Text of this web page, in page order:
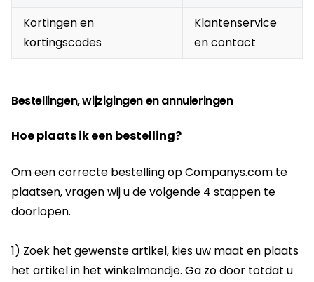
Kortingen en
kortingscodes
Klantenservice
en contact
Bestellingen, wijzigingen en annuleringen
Hoe plaats ik een bestelling?
Om een correcte bestelling op Companys.com te
plaatsen, vragen wij u de volgende 4 stappen te
doorlopen.
1) Zoek het gewenste artikel, kies uw maat en plaats
het artikel in het winkelmandje. Ga zo door totdat u